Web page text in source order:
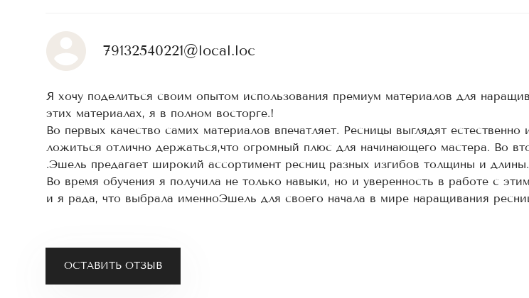
ОСТАВИТЬ ОТЗЫВ
79132540221@local.loc
Я хочу поделиться своим опытом использования премиум материалов для
этих материалах, я в полном восторге.!
Во первых качество самих материалов впечатляет. Ресницы выглядят
ложиться отлично держаться,что огромный плюс для начинающего мастера. Во
.Эшель предагает широкий ассортимент ресниц разных изгибов толщины и длины.
Во время обучения я получила не только навыки, но и уверенность в работе с
и я рада, что выбрала именноЭшель для своего начала в мире наращивания